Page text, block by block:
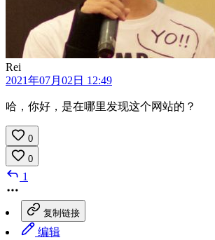
Rei
2021年07月02日 12:49
哈，你好，是在哪里发现这个网站的？
0
0
1
复制链接
编辑